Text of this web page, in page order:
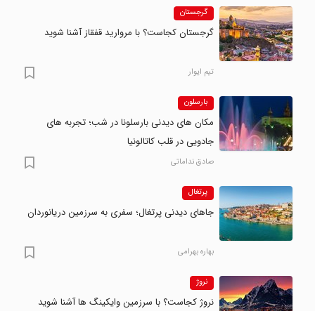
گرجستان
گرجستان کجاست؟ با مروارید قفقاز آشنا شوید
تیم ایوار
بارسلون
مکان های دیدنی بارسلونا در شب؛ تجربه های
جادویی در قلب کاتالونیا
صادق نداماتی
پرتغال
جاهای دیدنی پرتغال؛ سفری به سرزمین دریانوردان
بهاره بهرامی
نروژ
نروژ کجاست؟ با سرزمین وایکینگ ها آشنا شوید